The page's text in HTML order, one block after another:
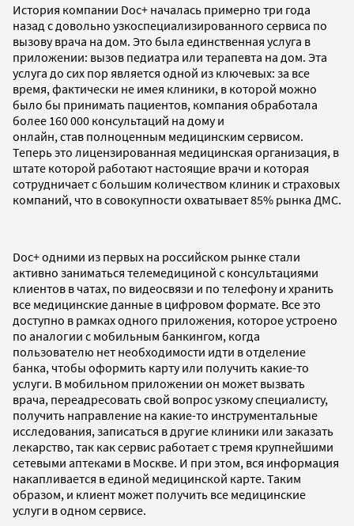
История компании Doc+ началась примерно три года
назад с довольно узкоспециализированного сервиса по
вызову врача на дом. Это была единственная услуга в
приложении: вызов педиатра или терапевта на дом. Эта
услуга до сих пор является одной из ключевых: за все
время, фактически не имея клиники, в которой можно
было бы принимать пациентов, компания обработала
более 160 000 консультаций на дому и
онлайн, став полноценным медицинским сервисом.
Теперь это лицензированная медицинская организация, в
штате которой работают настоящие врачи и которая
сотрудничает с большим количеством клиник и страховых
компаний, что в совокупности охватывает 85% рынка ДМС.
Doc+ одними из первых на российском рынке стали
активно заниматься телемедициной с консультациями
клиентов в чатах, по видеосвязи и по телефону и хранить
все медицинские данные в цифровом формате. Все это
доступно в рамках одного приложения, которое устроено
по аналогии с мобильным банкингом, когда
пользователю нет необходимости идти в отделение
банка, чтобы оформить карту или получить какие-то
услуги. В мобильном приложении он может вызвать
врача, переадресовать свой вопрос узкому специалисту,
получить направление на какие-то инструментальные
исследования, записаться в другие клиники или заказать
лекарство, так как сервис работает с тремя крупнейшими
сетевыми аптеками в Москве. И при этом, вся информация
накапливается в единой медицинской карте. Таким
образом, и клиент может получить все медицинские
услуги в одном сервисе.